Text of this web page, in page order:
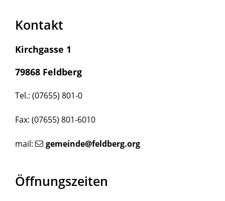
Kontakt
Kirchgasse 1
79868 Feldberg
Tel.: (07655) 801-0
Fax: (07655) 801-6010
mail: gemeinde@feldberg.org
Öffnungszeiten